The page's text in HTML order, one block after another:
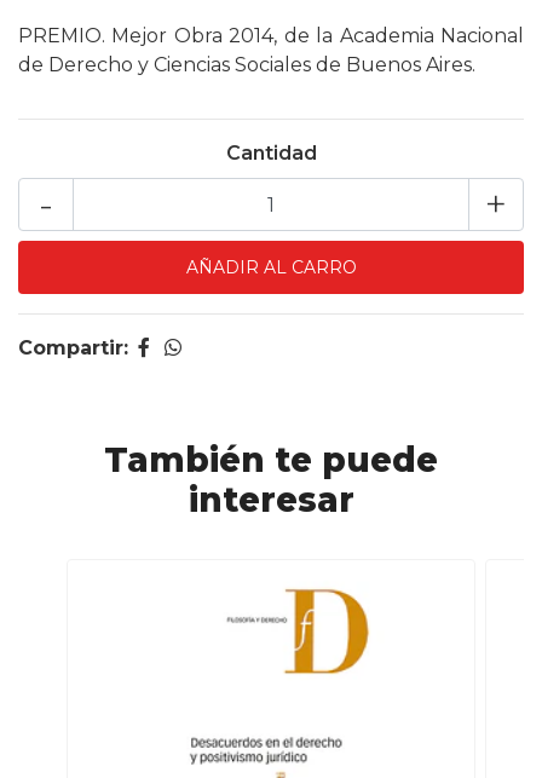
PREMIO. Mejor Obra 2014, de la Academia Nacional
de Derecho y Ciencias Sociales de Buenos Aires.
Cantidad
+
-
Compartir:
También te puede
interesar